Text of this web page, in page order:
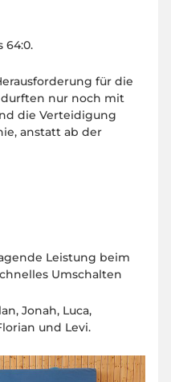
64:0.
für die
nur noch mit
die Verteidigung
anstatt ab der
Leistung beim
Umschalten
Jonah, Luca,
und Levi.